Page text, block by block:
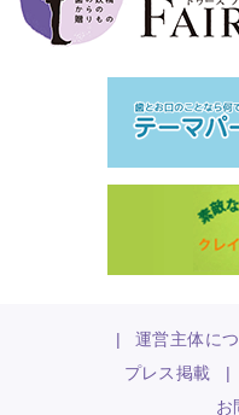
| 運営主体に
プレス掲載
|
お